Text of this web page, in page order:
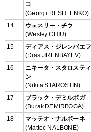
コ
(Georgii RESHTENKO)
14
ウェスリー・チウ
(Wesley CHIU)
15
ディアス・ジレンバエフ
(Dias JIRENBAYEV)
16
ニキータ・スタロスティ
ン
(Nikita STAROSTIN)
17
ブラック・デミルボガ
(Burak DEMIRBOGA)
18
マッテオ・ナルボーネ
(Matteo NALBONE)